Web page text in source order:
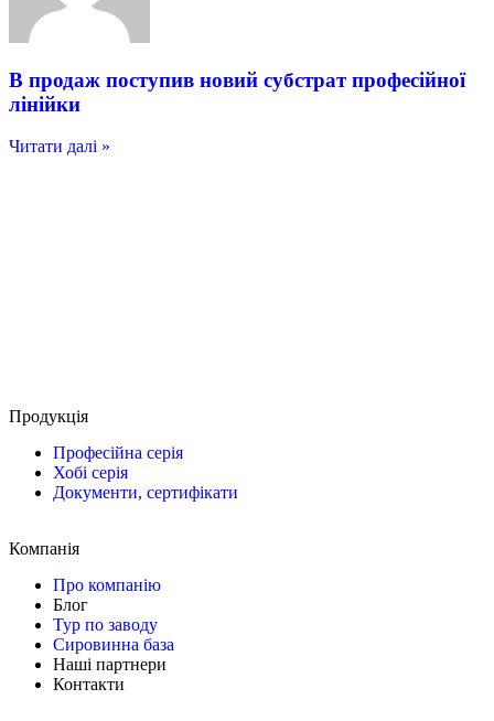
В продаж поступив новий субстрат професійної
лінійки
Читати далі »
Продукція
Професійна серія
Хобі серія
Документи, сертифікати
Компанія
Про компанію
Блог
Тур по заводу
Сировинна база
Наші партнери
Контакти